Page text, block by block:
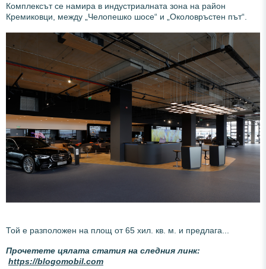
Комплексът се намира в индустриалната зона на район
Кремиковци, между „Челопешко шосе“ и „Околовръстен път“.
Той е разположен на площ от 65 хил. кв. м. и предлага...
Прочетете цялата статия на следния линк:
https://blogomobil.com